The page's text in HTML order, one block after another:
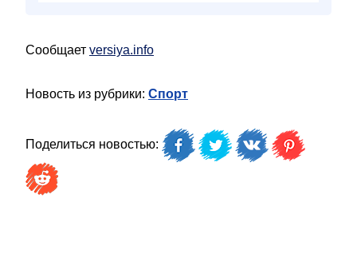
Сообщает versiya.info
Новость из рубрики: Спорт
Поделиться новостью: